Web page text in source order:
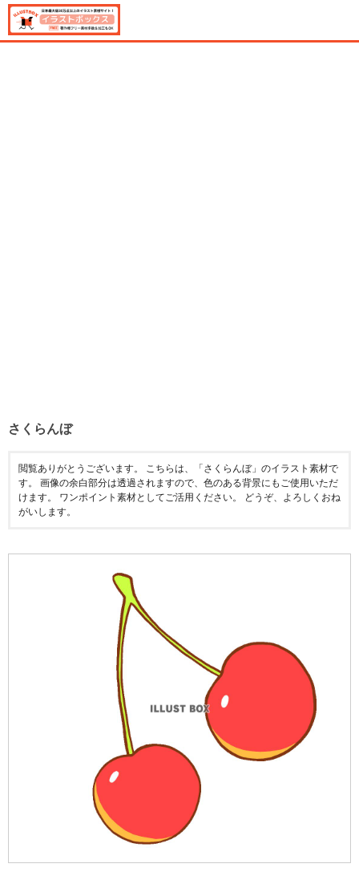
さくらんぼ
閲覧ありがとうございます。 こちらは、「さくらんぼ」のイラスト素材で
す。 画像の余白部分は透過されますので、色のある背景にもご使用いただ
けます。 ワンポイント素材としてご活用ください。 どうぞ、よろしくおね
がいします。